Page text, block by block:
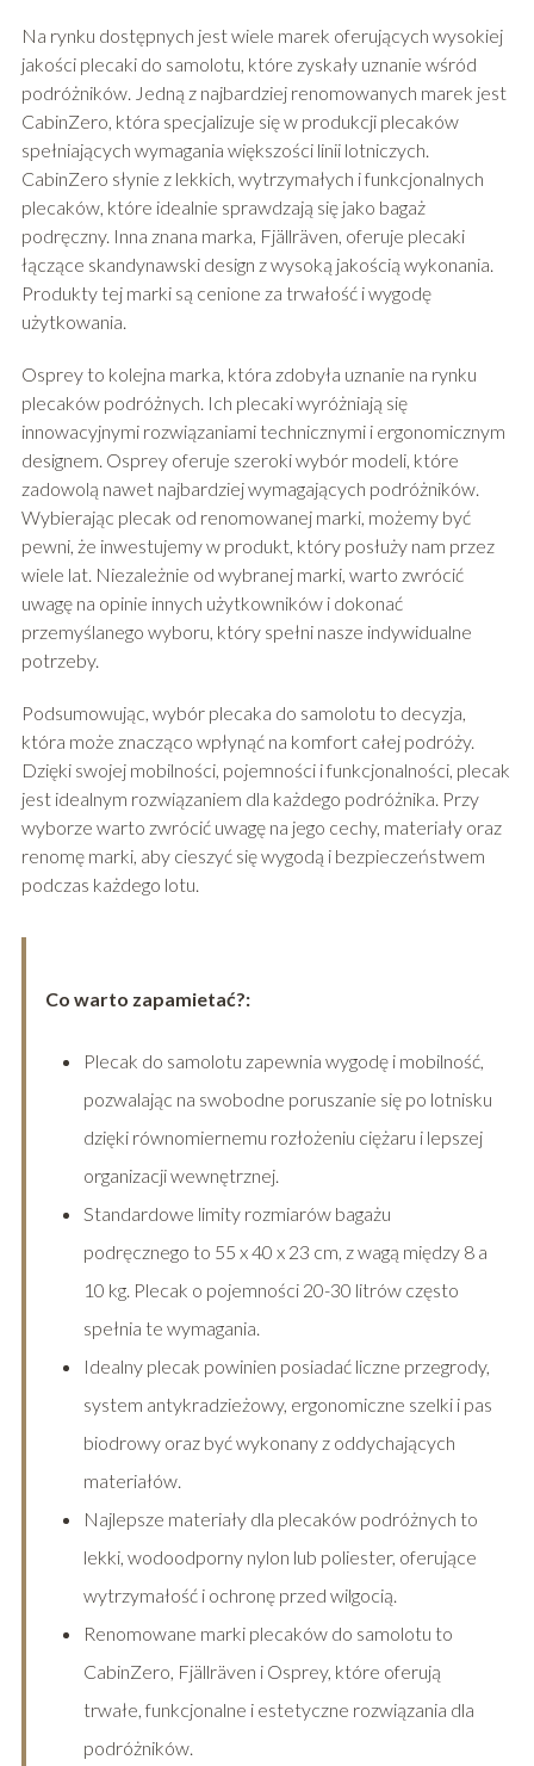
Na rynku dostępnych jest wiele marek oferujących wysokiej
jakości plecaki do samolotu, które zyskały uznanie wśród
podróżników. Jedną z najbardziej renomowanych marek jest
CabinZero, która specjalizuje się w produkcji plecaków
spełniających wymagania większości linii lotniczych.
CabinZero słynie z lekkich, wytrzymałych i funkcjonalnych
plecaków, które idealnie sprawdzają się jako bagaż
podręczny. Inna znana marka, Fjällräven, oferuje plecaki
łączące skandynawski design z wysoką jakością wykonania.
Produkty tej marki są cenione za trwałość i wygodę
użytkowania.
Osprey to kolejna marka, która zdobyła uznanie na rynku
plecaków podróżnych. Ich plecaki wyróżniają się
innowacyjnymi rozwiązaniami technicznymi i ergonomicznym
designem. Osprey oferuje szeroki wybór modeli, które
zadowolą nawet najbardziej wymagających podróżników.
Wybierając plecak od renomowanej marki, możemy być
pewni, że inwestujemy w produkt, który posłuży nam przez
wiele lat. Niezależnie od wybranej marki, warto zwrócić
uwagę na opinie innych użytkowników i dokonać
przemyślanego wyboru, który spełni nasze indywidualne
potrzeby.
Podsumowując, wybór plecaka do samolotu to decyzja,
która może znacząco wpłynąć na komfort całej podróży.
Dzięki swojej mobilności, pojemności i funkcjonalności, plecak
jest idealnym rozwiązaniem dla każdego podróżnika. Przy
wyborze warto zwrócić uwagę na jego cechy, materiały oraz
renomę marki, aby cieszyć się wygodą i bezpieczeństwem
podczas każdego lotu.
Co warto zapamietać?:
Plecak do samolotu zapewnia wygodę i mobilność,
pozwalając na swobodne poruszanie się po lotnisku
dzięki równomiernemu rozłożeniu ciężaru i lepszej
organizacji wewnętrznej.
Standardowe limity rozmiarów bagażu
podręcznego to 55 x 40 x 23 cm, z wagą między 8 a
10 kg. Plecak o pojemności 20-30 litrów często
spełnia te wymagania.
Idealny plecak powinien posiadać liczne przegrody,
system antykradzieżowy, ergonomiczne szelki i pas
biodrowy oraz być wykonany z oddychających
materiałów.
Najlepsze materiały dla plecaków podróżnych to
lekki, wodoodporny nylon lub poliester, oferujące
wytrzymałość i ochronę przed wilgocią.
Renomowane marki plecaków do samolotu to
CabinZero, Fjällräven i Osprey, które oferują
trwałe, funkcjonalne i estetyczne rozwiązania dla
podróżników.